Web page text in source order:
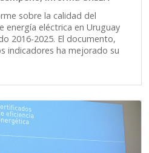
sobre la calidad del
energía eléctrica en Uruguay
2016-2025. El documento,
indicadores ha mejorado su